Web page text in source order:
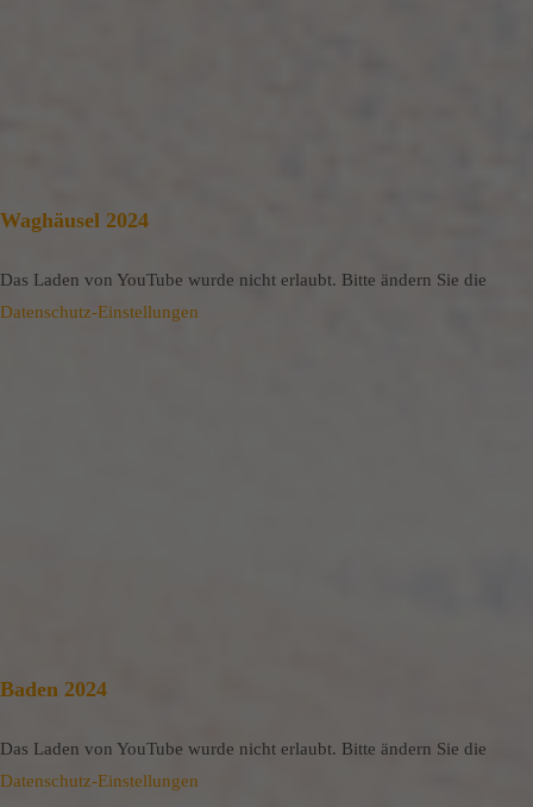
Waghäusel 2024
Das Laden von YouTube wurde nicht erlaubt. Bitte ändern Sie die
Datenschutz-Einstellungen
Baden 2024
Das Laden von YouTube wurde nicht erlaubt. Bitte ändern Sie die
Datenschutz-Einstellungen